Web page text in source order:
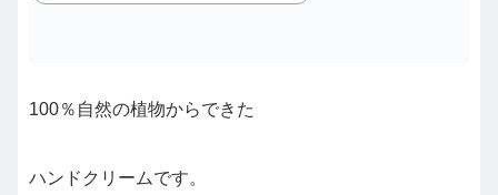
100％自然の植物からできた
ハンドクリームです。